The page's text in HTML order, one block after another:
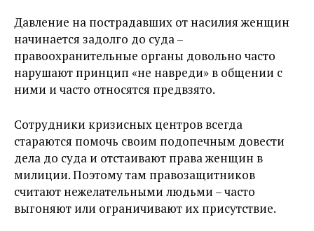
Давление на пострадавших от насилия женщин
начинается задолго до суда –
правоохранительные органы довольно часто
нарушают принцип «не навреди» в общении с
ними и часто относятся предвзято.
Сотрудники кризисных центров всегда
стараются помочь своим подопечным довести
дела до суда и отстаивают права женщин в
милиции. Поэтому там правозащитников
считают нежелательными людьми – часто
выгоняют или ограничивают их присутствие.